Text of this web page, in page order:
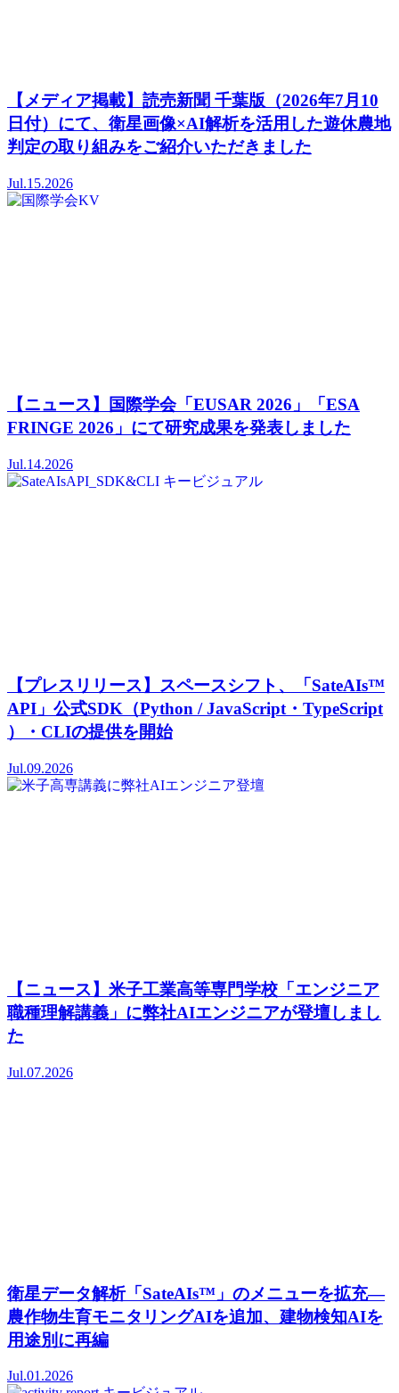
【メディア掲載】読売新聞 千葉版（2026年7月10
日付）にて、衛星画像×AI解析を活用した遊休農地
判定の取り組みをご紹介いただきました
Jul.15.2026
【ニュース】国際学会「EUSAR 2026」「ESA
FRINGE 2026」にて研究成果を発表しました
Jul.14.2026
【プレスリリース】スペースシフト、「SateAIs™
API」公式SDK（Python / JavaScript・TypeScript
）・CLIの提供を開始
Jul.09.2026
【ニュース】米子工業高等専門学校「エンジニア
職種理解講義」に弊社AIエンジニアが登壇しまし
た
Jul.07.2026
衛星データ解析「SateAIs™」のメニューを拡充―
農作物生育モニタリングAIを追加、建物検知AIを
用途別に再編
Jul.01.2026